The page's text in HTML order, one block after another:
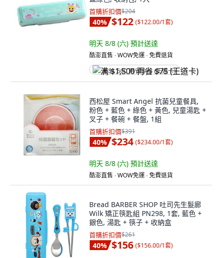
首購折扣價$204
40% $122 ($122.00/1套)
明天 8/8 (六) 預計送達
酷澎直售 ∙ WOW免運 ∙ 免費退貨
满 $1,500 再省 $75 (王道卡)
西松屋 Smart Angel 抗菌兒童餐具,
粉色 + 藍色 + 綠色 + 黃色, 兒童湯匙 +
叉子 + 餐碗 + 餐盤, 1組
首購折扣價$391
40% $234 ($234.00/1套)
明天 8/8 (六) 預計送達
酷澎直售 ∙ WOW免運 ∙ 免費退貨
Bread BARBER SHOP 吐司先生髮廊
Wilk 矯正筷匙組 PN298, 1套, 藍色 +
銀色, 湯匙 + 筷子 + 收納盒
首購折扣價$261
40% $156 ($156.00/1套)